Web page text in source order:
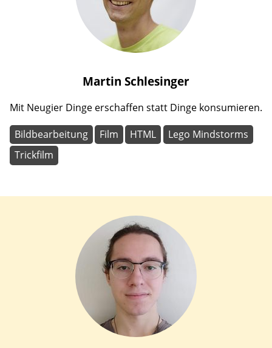
Martin Schlesinger
Mit Neugier Dinge erschaffen statt Dinge konsumieren.
Bildbearbeitung Film HTML
Lego Mindstorms
Trickfilm